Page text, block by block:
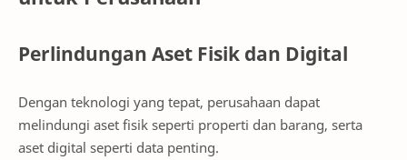
Perlindungan Aset Fisik dan Digital
Dengan teknologi yang tepat, perusahaan dapat
melindungi aset fisik seperti properti dan barang, serta
aset digital seperti data penting.